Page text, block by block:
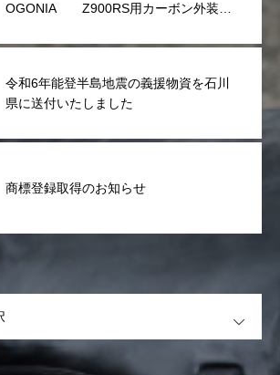
OGONIA Z900RS用カーボン外装シ
令和6年能登半島地震の義援物資を石川
県に送付いたしました
商標登録取得のお知らせ